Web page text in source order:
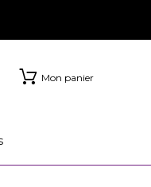
Mon panier